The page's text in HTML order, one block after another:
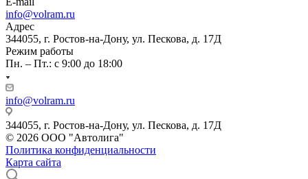
info@volram.ru
Адрес
344055, г. Ростов-на-Дону, ул. Пескова, д. 17Д
Режим работы
Пн. – Пт.: с 9:00 до 18:00
info@volram.ru
344055, г. Ростов-на-Дону, ул. Пескова, д. 17Д
© 2026 ООО "Автолига"
Политика конфиденциальности
Карта сайта